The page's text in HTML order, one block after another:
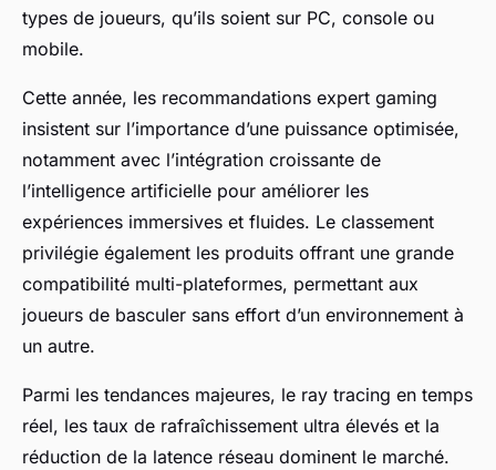
types de joueurs, qu’ils soient sur PC, console ou
mobile.
Cette année, les recommandations expert gaming
insistent sur l’importance d’une puissance optimisée,
notamment avec l’intégration croissante de
l’intelligence artificielle pour améliorer les
expériences immersives et fluides. Le classement
privilégie également les produits offrant une grande
compatibilité multi-plateformes, permettant aux
joueurs de basculer sans effort d’un environnement à
un autre.
Parmi les tendances majeures, le ray tracing en temps
réel, les taux de rafraîchissement ultra élevés et la
réduction de la latence réseau dominent le marché.